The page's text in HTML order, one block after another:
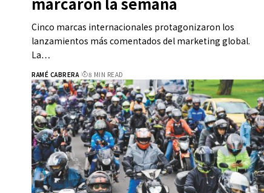
Cinco marcas internacionales protagonizaron los
lanzamientos más comentados del marketing global.
La…
RAMÉ CABRERA 8 MIN READ